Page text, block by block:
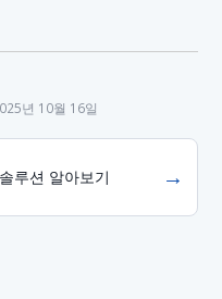
년 10월 16일
솔루션 알아보기 →